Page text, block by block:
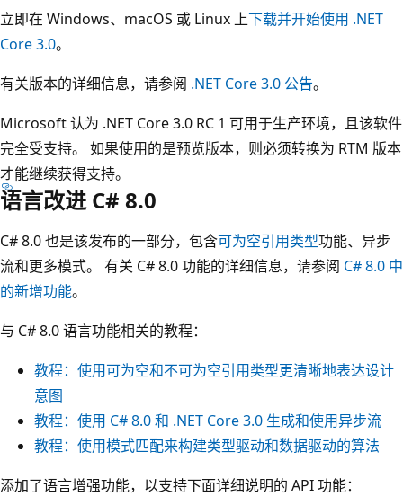
立即在 Windows、macOS 或 Linux 上下载并开始使用 .NET
Core 3.0。
有关版本的详细信息，请参阅 .NET Core 3.0 公告。
Microsoft 认为 .NET Core 3.0 RC 1 可用于生产环境，且该软件
完全受支持。 如果使用的是预览版本，则必须转换为 RTM 版本
才能继续获得支持。
语言改进 C# 8.0
C# 8.0 也是该发布的一部分，包含可为空引用类型功能、异步
流和更多模式。 有关 C# 8.0 功能的详细信息，请参阅 C# 8.0 中
的新增功能。
与 C# 8.0 语言功能相关的教程：
教程：使用可为空和不可为空引用类型更清晰地表达设计
意图
教程：使用 C# 8.0 和 .NET Core 3.0 生成和使用异步流
教程：使用模式匹配来构建类型驱动和数据驱动的算法
添加了语言增强功能，以支持下面详细说明的 API 功能：